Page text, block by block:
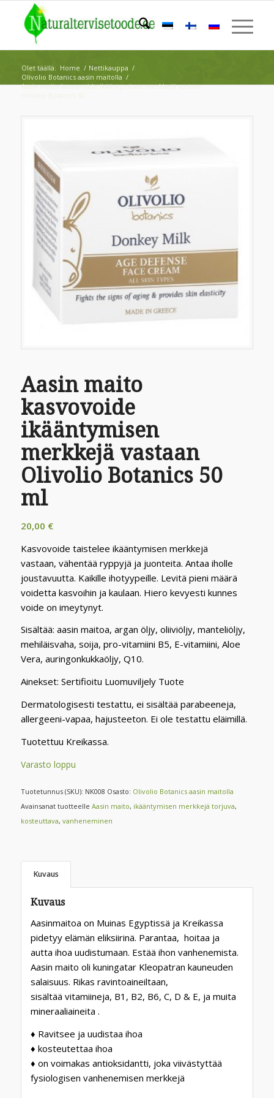
Olet täällä: Home / Nettikauppa /
Olivolio Botanics aasin maitolla /
Aasin maito kasvovoide ikääntymisen merkkejä vastaan
Olivolio Botanics 50...
Aasin maito
kasvovoide
ikääntymisen
merkkejä vastaan
Olivolio Botanics 50
ml
20,00 €
Kasvovoide taistelee ikääntymisen merkkejä
vastaan, vähentää ryppyjä ja juonteita. Antaa iholle
joustavuutta. Kaikille ihotyypeille. Levitä pieni määrä
voidetta kasvoihin ja kaulaan. Hiero kevyesti kunnes
voide on imeytynyt.
Sisältää: aasin maitoa, argan öljy, oliiviöljy, manteliöljy,
mehiläisvaha, soija, pro-vitamiini B5, E-vitamiini, Aloe
Vera, auringonkukkaöljy, Q10.
Ainekset: Sertifioitu Luomuviljely Tuote
Dermatologisesti testattu, ei sisältää parabeeneja,
allergeeni-vapaa, hajusteeton. Ei ole testattu eläimillä.
Tuotettuu Kreikassa.
Varasto loppu
Tuotetunnus (SKU): NK008 Osasto: Olivolio Botanics aasin maitolla
Avainsanat tuotteelle Aasin maito, ikääntymisen merkkejä torjuva,
kosteuttava, vanheneminen
Kuvaus
Kuvaus
Aasinmaitoa on Muinas Egyptissä ja Kreikassa
pidetyy elämän eliksiirinä. Parantaa, hoitaa ja
autta ihoa uudistumaan. Estää ihon vanhenemista.
Aasin maito oli kuningatar Kleopatran kauneuden
salaisuus. Rikas ravintoaineiltaan,
sisältää vitamiineja, B1, B2, B6, C, D & E, ja muita
mineraaliaineita .
♦ Ravitsee ja uudistaa ihoa
♦ kosteutettaa ihoa
♦ on voimakas antioksidantti, joka viivästyttää
fysiologisen vanhenemisen merkkejä